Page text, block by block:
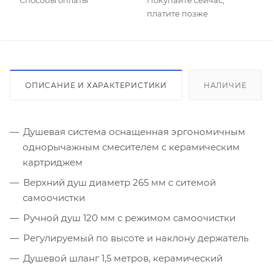
платите позже
ОПИСАНИЕ И ХАРАКТЕРИСТИКИ НАЛИЧИЕ
Душевая система оснащенная эргономичным
однорычажным смесителем с керамическим
картриджем
Верхний душ диаметр 265 мм с ситемой
самоочистки
Ручной душ 120 мм с режимом самоочистки
Регулируемый по высоте и наклону держатель
Душевой шланг 1,5 метров, керамический